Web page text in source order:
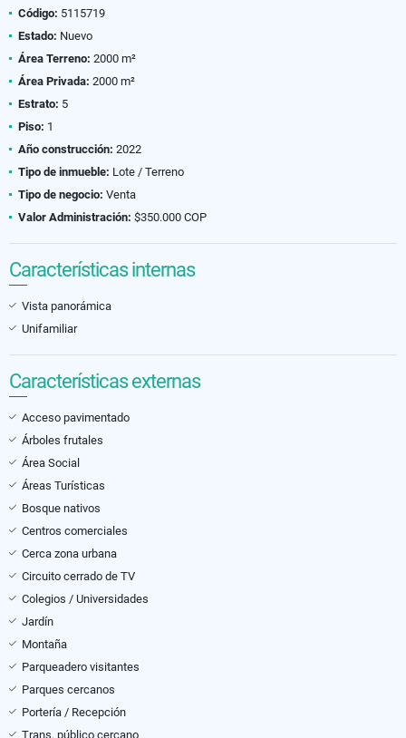
Código: 5115719
Estado: Nuevo
Área Terreno: 2000 m²
Área Privada: 2000 m²
Estrato: 5
Piso: 1
Año construcción: 2022
Tipo de inmueble: Lote / Terreno
Tipo de negocio: Venta
Valor Administración: $350.000 COP
Características internas
Vista panorámica
Unifamiliar
Características externas
Acceso pavimentado
Árboles frutales
Área Social
Áreas Turísticas
Bosque nativos
Centros comerciales
Cerca zona urbana
Circuito cerrado de TV
Colegios / Universidades
Jardín
Montaña
Parqueadero visitantes
Parques cercanos
Portería / Recepción
Trans. público cercano